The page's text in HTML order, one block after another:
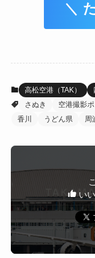
＼
高松空港（TAK）
さぬき
空港撮影
香川
うどん県 周
いい